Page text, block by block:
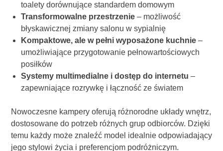
toalety dorównujące standardem domowym
Transformowalne przestrzenie– możliwość
błyskawicznej zmiany salonu w sypialnię
Kompaktowe, ale w pełni wyposażone kuchnie–
umożliwiające przygotowanie pełnowartościowych
posiłków
Systemy multimedialne i dostęp do internetu –
zapewniające rozrywkę i łączność ze światem
Nowoczesne kampery oferują różnorodne układy wnętrz,
dostosowane do potrzeb różnych grup odbiorców. Dzięki
temu każdy może znaleźć model idealnie odpowiadający
jego stylowi życia i preferencjom podróżniczym.